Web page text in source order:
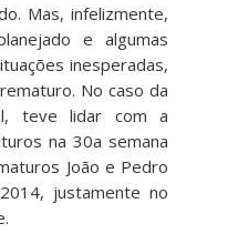
Mas, infelizmente,
e algumas
inesperadas,
No caso da
teve lidar com a
na 30a semana
João e Pedro
justamente no